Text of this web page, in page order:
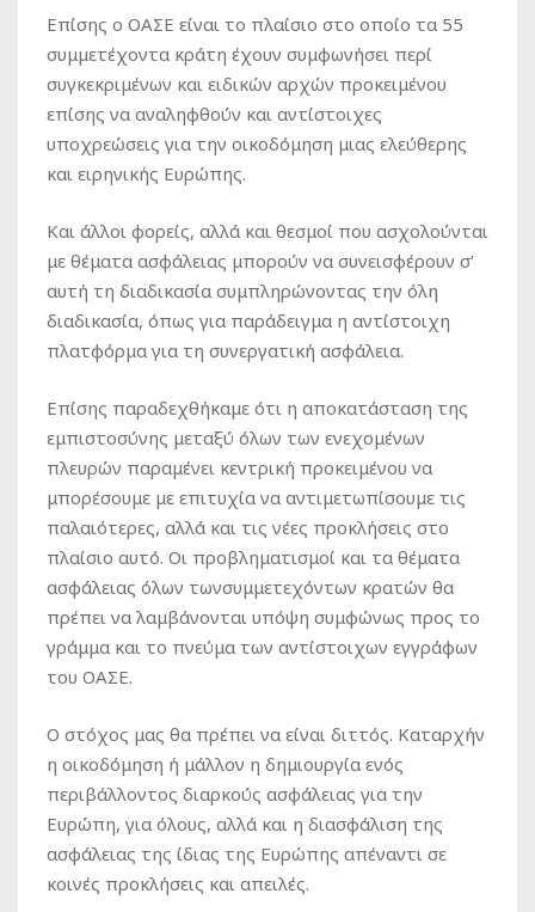
Επίσης ο ΟΑΣΕ είναι το πλαίσιο στο οποίο τα 55
συμμετέχοντα κράτη έχουν συμφωνήσει περί
συγκεκριμένων και ειδικών αρχών προκειμένου
επίσης να αναληφθούν και αντίστοιχες
υποχρεώσεις για την οικοδόμηση μιας ελεύθερης
και ειρηνικής Ευρώπης.
Και άλλοι φορείς, αλλά και θεσμοί που ασχολούνται
με θέματα ασφάλειας μπορούν να συνεισφέρουν σ’
αυτή τη διαδικασία συμπληρώνοντας την όλη
διαδικασία, όπως για παράδειγμα η αντίστοιχη
πλατφόρμα για τη συνεργατική ασφάλεια.
Επίσης παραδεχθήκαμε ότι η αποκατάσταση της
εμπιστοσύνης μεταξύ όλων των ενεχομένων
πλευρών παραμένει κεντρική προκειμένου να
μπορέσουμε με επιτυχία να αντιμετωπίσουμε τις
παλαιότερες, αλλά και τις νέες προκλήσεις στο
πλαίσιο αυτό. Οι προβληματισμοί και τα θέματα
ασφάλειας όλων τωνσυμμετεχόντων κρατών θα
πρέπει να λαμβάνονται υπόψη συμφώνως προς το
γράμμα και το πνεύμα των αντίστοιχων εγγράφων
του ΟΑΣΕ.
Ο στόχος μας θα πρέπει να είναι διττός. Καταρχήν
η οικοδόμηση ή μάλλον η δημιουργία ενός
περιβάλλοντος διαρκούς ασφάλειας για την
Ευρώπη, για όλους, αλλά και η διασφάλιση της
ασφάλειας της ίδιας της Ευρώπης απέναντι σε
κοινές προκλήσεις και απειλές.